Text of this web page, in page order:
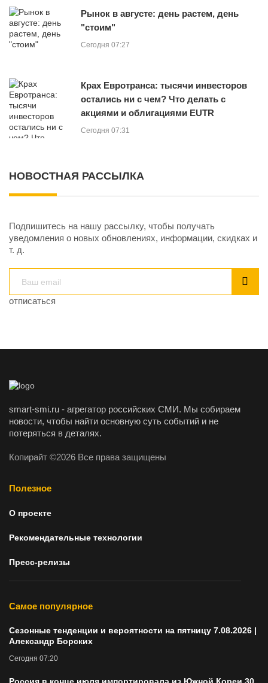
Рынок в августе: день растем, день
"стоим"
Сегодня 07:27
Крах Евротранса: тысячи инвесторов
остались ни с чем? Что делать с
акциями и облигациями EUTR
Сегодня 07:31
НОВОСТНАЯ РАССЫЛКА
Подпишитесь на нашу рассылку, чтобы получать
уведомления о новых обновлениях, информации, скидках и
т. д.
отписаться
smart-smi.ru - агрегатор российских СМИ. Мы собираем
новости, чтобы найти основную суть событий и не
потеряться в деталях.
Копирайт ©2026 Все права защищены
Полезное
О проекте
Рекомендательные технологии
Пресс-релизы
Самое популярное
Сезонные тенденции и вероятности на пятницу 7.08.2026 |
Александр Борских
Сегодня 07:20